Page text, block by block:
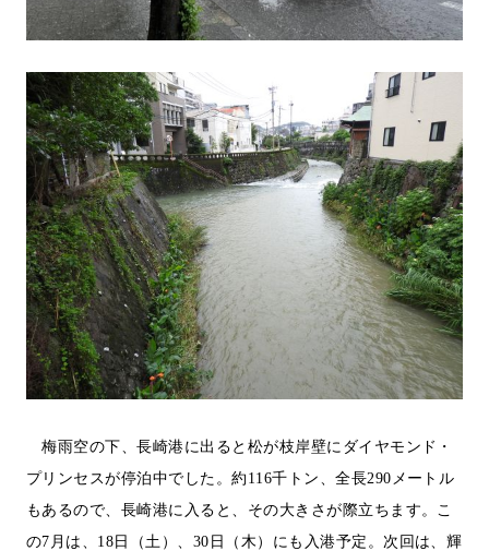
梅雨空の下、長崎港に出ると松が枝岸壁にダイヤモンド・
プリンセスが停泊中でした。約 116千トン、全長290 メートル
もあるので、長崎港に入ると、その大きさが際立ちます。こ
の7 月は、 18 日（土）、 30 日（木）にも入港予定。次回は、輝